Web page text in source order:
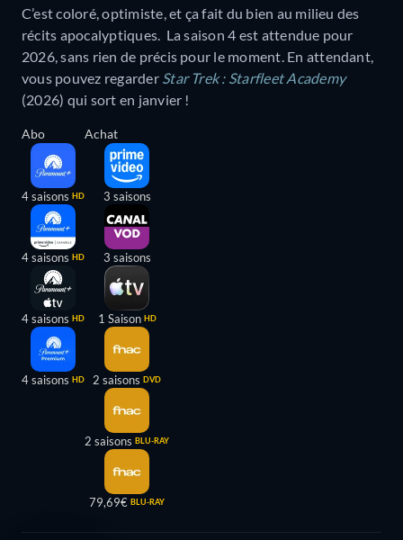
C’est coloré, optimiste, et ça fait du bien au milieu des
récits apocalyptiques. La saison 4 est attendue pour
2026, sans rien de précis pour le moment. En attendant,
vous pouvez regarder Star Trek : Starfleet Academy
(2026) qui sort en janvier !
Abo
4 saisons HD
4 saisons HD
4 saisons HD
4 saisons HD
Achat
3 saisons
3 saisons
1 Saison HD
2 saisons DVD
2 saisons BLU-RAY
79,69€ BLU-RAY